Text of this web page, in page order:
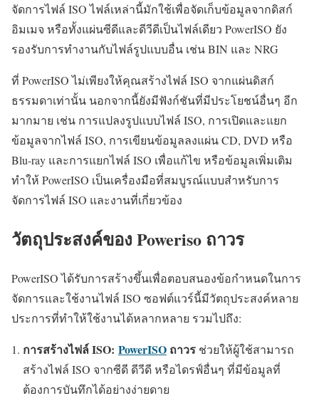
จัดการไฟล์ ISO ไฟล์เหล่านี้มักใช้เพื่อจัดเก็บข้อมูลจากดิสก์
อิมเมจ หรือทั้งแผ่นซีดีและดีวีดีเป็นไฟล์เดียว PowerISO ยัง
รองรับการทำงานกับไฟล์รูปแบบอื่น เช่น BIN และ NRG
ที่ PowerISO ไม่เพียงให้คุณสร้างไฟล์ ISO จากแผ่นดิสก์
ธรรมดาเท่านั้น นอกจากนี้ยังมีฟังก์ชันที่มีประโยชน์อื่นๆ อีก
มากมาย เช่น การแปลงรูปแบบไฟล์ ISO, การเปิดและแยก
ข้อมูลจากไฟล์ ISO, การเขียนข้อมูลลงแผ่น CD, DVD หรือ
Blu-ray และการแยกไฟล์ ISO เพื่อแก้ไข หรือข้อมูลเพิ่มเติม
ทำให้ PowerISO เป็นเครื่องมือที่สมบูรณ์แบบสำหรับการ
จัดการไฟล์ ISO และงานที่เกี่ยวข้อง
วัตถุประสงค์ของ Poweriso ถาวร
PowerISO ได้รับการสร้างขึ้นเพื่อตอบสนองข้อกำหนดในการ
จัดการและใช้งานไฟล์ ISO ซอฟต์แวร์นี้มีวัตถุประสงค์หลาย
ประการที่ทำให้ใช้งานได้หลากหลาย รวมไปถึง:
การสร้างไฟล์ ISO: PowerISO ถาวร ช่วยให้ผู้ใช้สามารถ
สร้างไฟล์ ISO จากซีดี ดีวีดี หรือไดรฟ์อื่นๆ ที่มีข้อมูลที่
ต้องการบันทึกได้อย่างง่ายดาย